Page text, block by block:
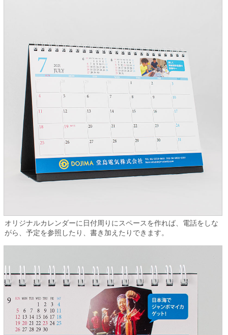
オリジナルカレンダーに日付周りにスペースを作れば、電話をしな
がら、予定を参照したり、書き加えたりできます。